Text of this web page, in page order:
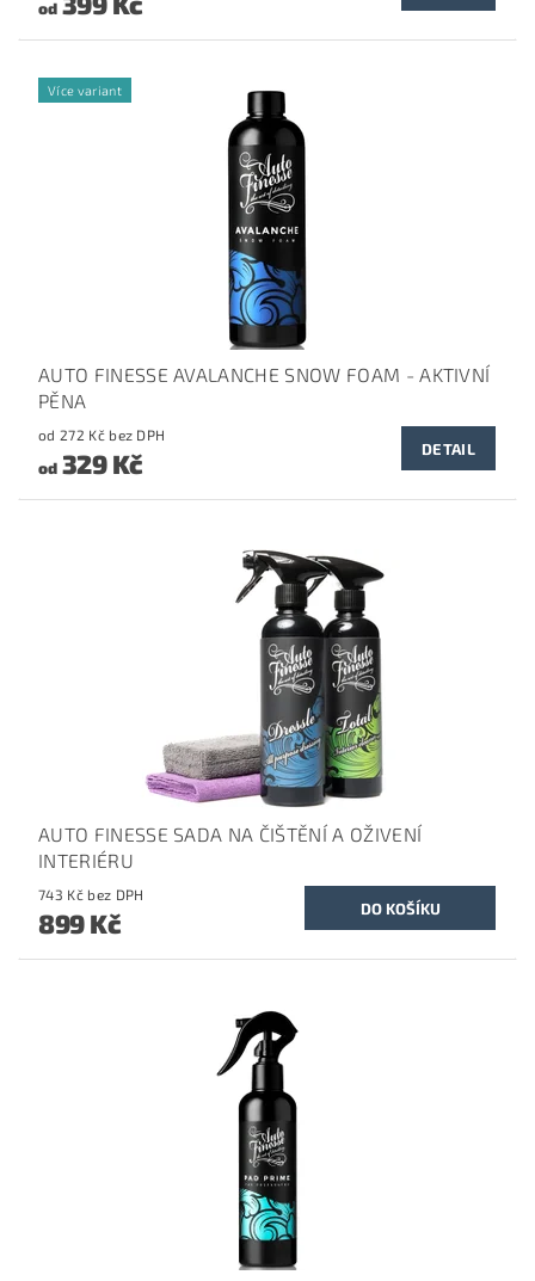
od
Více variant
AUTO FINESSE AVALANCHE SNOW FOAM - AKTIVNÍ
PĚNA
od 272 Kč bez DPH
od329 Kč DETAIL
AUTO FINESSE SADA NA ČIŠTĚNÍ A OŽIVENÍ
INTERIÉRU
743 Kč bez DPH
899 Kč